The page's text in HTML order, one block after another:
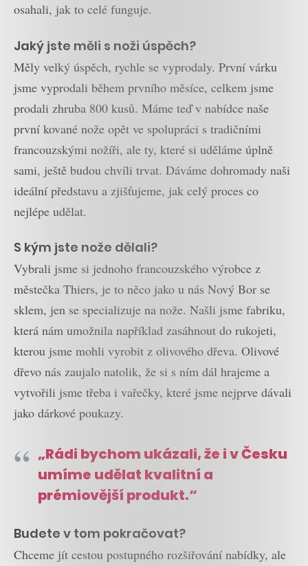
osahali, jak to celé funguje.
Jaký jste měli s noži úspěch?
Měly velký úspěch, rychle se vyprodaly. První várku
jsme vyprodali během prvního měsíce, celkem jsme
prodali zhruba 800 kusů. Máme teď v nabídce naše
první kované nože opět ve spolupráci s tradičními
francouzskými nožíři, ale ty, které si uděláme úplně
sami, ještě budou chvíli trvat. Dáváme dohromady naši
ideální představu a zjišťujeme, jak celý proces co
nejlépe udělat.
S kým jste nože dělali?
Vybrali jsme si jednoho francouzského výrobce z
městečka Thiers, je to něco jako u nás Nový Bor se
sklem, jen se specializuje na nože. Našli jsme fabriku,
která nám umožnila například zasáhnout do rukojeti,
kterou jsme mohli vyrobit z olivového dřeva. Olivové
dřevo nás zaujalo natolik, že si s ním dál hrajeme a
vytvořili jsme třeba i vařečky, které jsme nejprve dávali
jako dárkové poukazy.
„Rádi bychom ukázali, že i v Česku
umíme udělat kvalitní a
prémiovější produkt.“
Budete v tom pokračovat?
Chceme jít cestou postupného rozšiřování nabídky, ale